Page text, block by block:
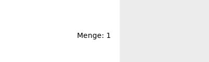
Menge: 1